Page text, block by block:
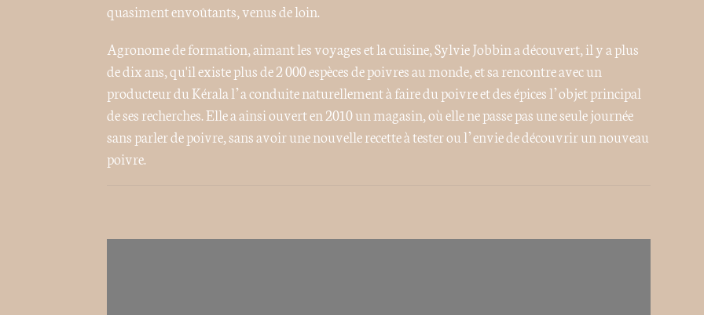
quasiment envoûtants, venus de loin.
Agronome de formation, aimant les voyages et la cuisine, Sylvie Jobbin a découvert, il y a plus
de dix ans, qu'il existe plus de 2 000 espèces de poivres au monde, et sa rencontre avec un
producteur du Kérala l’a conduite naturellement à faire du poivre et des épices l’objet principal
de ses recherches. Elle a ainsi ouvert en 2010 un magasin, où elle ne passe pas une seule journée
sans parler de poivre, sans avoir une nouvelle recette à tester ou l’envie de découvrir un nouveau
poivre.